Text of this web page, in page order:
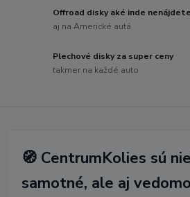
Offroad disky aké inde nenájdete
aj na Americké autá
Plechové disky za super ceny
takmer na každé auto
🧭 CentrumKolies sú
samotné, ale aj